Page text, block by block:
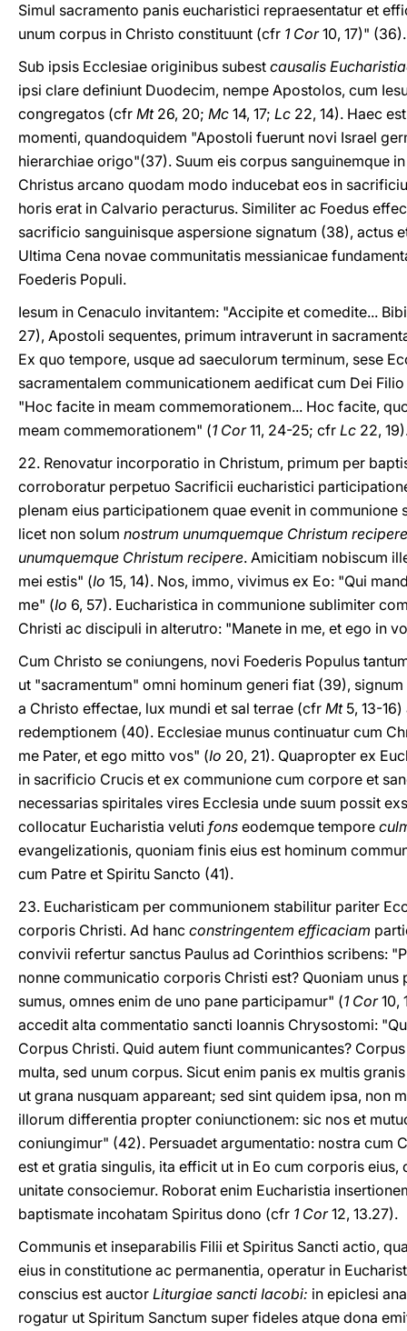
Simul sacramento panis eucharistici repraesentatur et
unum corpus in Christo constituunt (cfr 1 Cor10, 17)" (36).
Sub ipsis Ecclesiae originibus subest causalis
ipsi clare definiunt Duodecim, nempe Apostolos, cum
congregatos (cfr Mt26, 20; Mc 14, 17; Lc 22, 14). Haec
momenti, quandoquidem "Apostoli fuerunt novi Israel
hierarchiae origo"(37). Suum eis corpus sanguinemque
Christus arcano quodam modo inducebat eos in
horis erat in Calvario peracturus. Similiter ac Foedus
sacrificio sanguinisque aspersione signatum (38), actus
Ultima Cena novae communitatis messianicae
Foederis Populi.
Iesum in Cenaculo invitantem: "Accipite et comedite...
27), Apostoli sequentes, primum intraverunt in
Ex quo tempore, usque ad saeculorum terminum, sese
sacramentalem communicationem aedificat cum Dei
"Hoc facite in meam commemorationem... Hoc facite,
meam commemorationem" (1 Cor11, 24-25; cfr Lc 22,
22. Renovatur incorporatio in Christum, primum per
corroboratur perpetuo Sacrificii eucharistici
plenam eius participationem quae evenit in communione
licet non solum nostrum unumquemque Christum recipere
unumquemque Christum recipere. Amicitiam nobiscum
mei estis" (Io 15, 14). Nos, immo, vivimus ex Eo: "Qui
me" (Io 6, 57). Eucharistica in communione sublimiter
Christi ac discipuli in alterutro: "Manete in me, et ego in
Cum Christo se coniungens, novi Foederis Populus
ut "sacramentum" omni hominum generi fiat (39),
a Christo effectae, lux mundi et sal terrae (cfr Mt 5, 13-
redemptionem (40). Ecclesiae munus continuatur cum
me Pater, et ego mitto vos" (Io 20, 21). Quapropter ex
in sacrificio Crucis et ex communione cum corpore et
necessarias spiritales vires Ecclesia unde suum possit
collocatur Eucharistia veluti fons eodemque tempore
evangelizationis, quoniam finis eius est hominum
cum Patre et Spiritu Sancto (41).
23. Eucharisticam per communionem stabilitur pariter
corporis Christi. Ad hanc constringentem efficaciam
convivii refertur sanctus Paulus ad Corinthios scribens:
nonne communicatio corporis Christi est? Quoniam unus
sumus, omnes enim de uno pane participamur" (1 Cor10,
accedit alta commentatio sancti Ioannis Chrysostomi:
Corpus Christi. Quid autem fiunt communicantes?
multa, sed unum corpus. Sicut enim panis ex multis
ut grana nusquam appareant; sed sint quidem ipsa, non
illorum differentia propter coniunctionem: sic nos et
coniungimur" (42). Persuadet argumentatio: nostra cum
est et gratia singulis, ita efficit ut in Eo cum corporis eius,
unitate consociemur. Roborat enim Eucharistia
baptismate incohatam Spiritus dono (cfr 1 Cor12, 13.27).
Communis et inseparabilis Filii et Spiritus Sancti actio,
eius in constitutione ac permanentia, operatur in
conscius est auctor Liturgiae sancti Iacobi: in epiclesi
rogatur ut Spiritum Sanctum super fideles atque dona